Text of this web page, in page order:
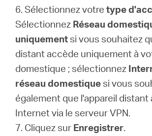
6. Sélectionnez votretype
Sélectionnez Réseau
uniquementsi vous souhaitez
distant accède uniquement à
domestique ; sélectionnez
réseau domestiquesi vous
également que l'appareil distant
Internet via le serveur VPN.
7. Cliquez sur Enregistrer.